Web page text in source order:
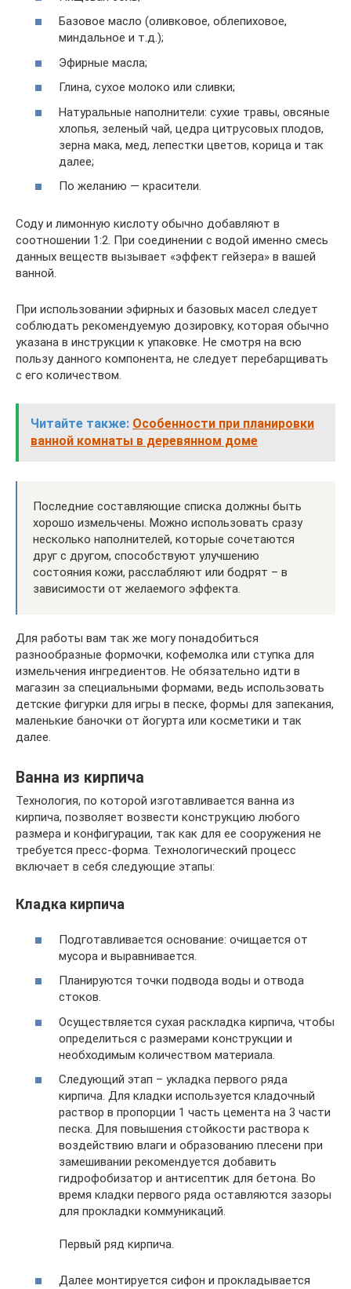
Базовое масло (оливковое, облепиховое,
миндальное и т.д.);
Эфирные масла;
Глина, сухое молоко или сливки;
Натуральные наполнители: сухие травы, овсяные
хлопья, зеленый чай, цедра цитрусовых плодов,
зерна мака, мед, лепестки цветов, корица и так
далее;
По желанию — красители.
Соду и лимонную кислоту обычно добавляют в
соотношении 1:2. При соединении с водой именно смесь
данных веществ вызывает «эффект гейзера» в вашей
ванной.
При использовании эфирных и базовых масел следует
соблюдать рекомендуемую дозировку, которая обычно
указана в инструкции к упаковке. Не смотря на всю
пользу данного компонента, не следует перебарщивать
с его количеством.
Читайте также: Особенности при планировки
ванной комнаты в деревянном доме
Последние составляющие списка должны быть
хорошо измельчены. Можно использовать сразу
несколько наполнителей, которые сочетаются
друг с другом, способствуют улучшению
состояния кожи, расслабляют или бодрят – в
зависимости от желаемого эффекта.
Для работы вам так же могу понадобиться
разнообразные формочки, кофемолка или ступка для
измельчения ингредиентов. Не обязательно идти в
магазин за специальными формами, ведь использовать
детские фигурки для игры в песке, формы для запекания,
маленькие баночки от йогурта или косметики и так
далее.
Ванна из кирпича
Технология, по которой изготавливается ванна из
кирпича, позволяет возвести конструкцию любого
размера и конфигурации, так как для ее сооружения не
требуется пресс-форма. Технологический процесс
включает в себя следующие этапы:
Кладка кирпича
Подготавливается основание: очищается от
мусора и выравнивается.
Планируются точки подвода воды и отвода
стоков.
Осуществляется сухая раскладка кирпича, чтобы
определиться с размерами конструкции и
необходимым количеством материала.
Следующий этап – укладка первого ряда
кирпича. Для кладки используется кладочный
раствор в пропорции 1 часть цемента на 3 части
песка. Для повышения стойкости раствора к
воздействию влаги и образованию плесени при
замешивании рекомендуется добавить
гидрофобизатор и антисептик для бетона. Во
время кладки первого ряда оставляются зазоры
для прокладки коммуникаций.
Первый ряд кирпича.
Далее монтируется сифон и прокладывается